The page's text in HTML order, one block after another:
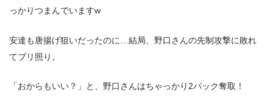
っかりつまんでいますw
安達も唐揚げ狙いだったのに…結局、野口さんの先制攻撃に敗れ
てブリ照り。
「おからもいい？」と、野口さんはちゃっかり2パック奪取！